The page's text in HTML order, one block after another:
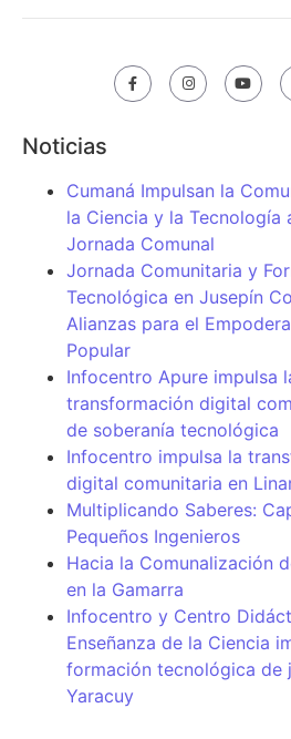
Noticias
Cumaná Impulsan la
la Ciencia y la Tecnología
Jornada Comunal
Jornada Comunitaria y
Tecnológica en Jusepín
Alianzas para el
Popular
Infocentro Apure impulsa
transformación digital
de soberanía tecnológica
Infocentro impulsa la
digital comunitaria en
Multiplicando Saberes:
Pequeños Ingenieros
Hacia la Comunalización
en la Gamarra
Infocentro y Centro
Enseñanza de la Ciencia
formación tecnológica de
Yaracuy